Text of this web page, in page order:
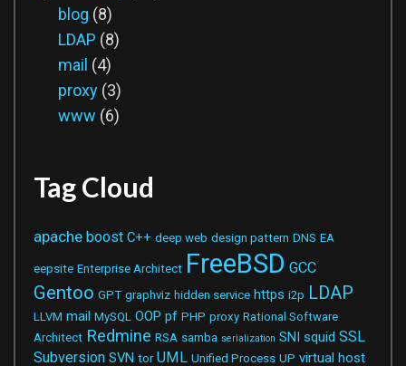
blog (8)
LDAP (8)
mail (4)
proxy (3)
www (6)
Tag Cloud
apache boost C++ deep web design pattern DNS EA
eepsite Enterprise Architect FreeBSD GCC
Gentoo GPT graphviz hidden service https i2p LDAP
LLVM mail MySQL OOP pf PHP proxy Rational Software
Architect Redmine RSA samba serialization SNI squid SSL
Subversion SVN tor UML Unified Process UP virtual host